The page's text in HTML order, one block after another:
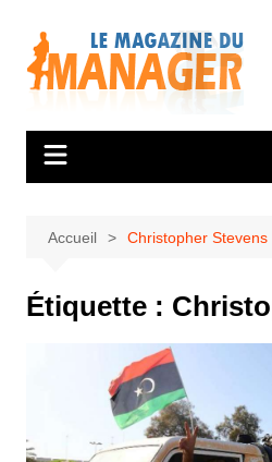
contenu
Accueil Christopher Stevens
Étiquette :